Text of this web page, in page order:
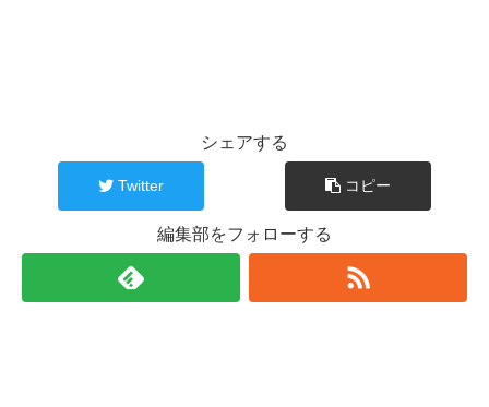
シェアする
Twitter コピー
編集部をフォローする